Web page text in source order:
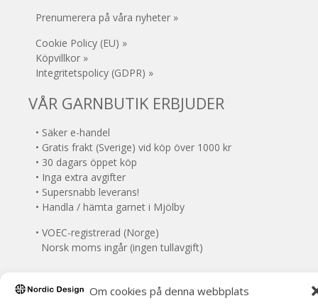
Om cookies på denna webbplats
Prenumerera på våra nyheter »
Cookie Policy (EU) »
Köpvillkor »
Integritetspolicy (GDPR) »
VÅR GARNBUTIK ERBJUDER
• Säker e-handel
• Gratis frakt (Sverige) vid köp över 1000 kr
• 30 dagars öppet köp
• Inga extra avgifter
• Supersnabb leverans!
• Handla / hämta garnet i Mjölby
• VOEC-registrerad (Norge)
Norsk moms ingår (ingen tullavgift)